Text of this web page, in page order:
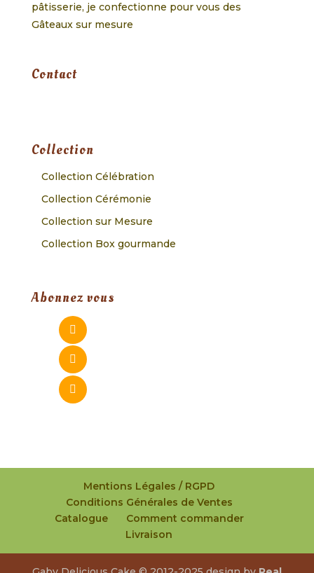
pâtisserie, je confectionne pour vous des
Gâteaux sur mesure
Contact
Collection
Collection Célébration
Collection Cérémonie
Collection sur Mesure
Collection Box gourmande
Abonnez vous
Mentions Légales / RGPD
Conditions Générales de Ventes
Catalogue
Comment commander
Livraison